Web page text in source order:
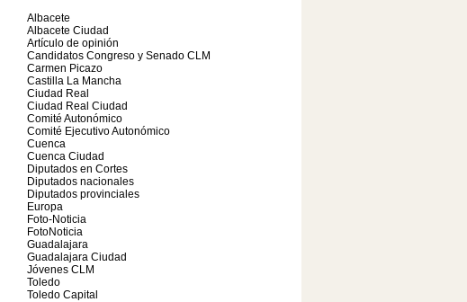
Albacete
Albacete Ciudad
Artículo de opinión
Candidatos Congreso y Senado CLM
Carmen Picazo
Castilla La Mancha
Ciudad Real
Ciudad Real Ciudad
Comité Autonómico
Comité Ejecutivo Autonómico
Cuenca
Cuenca Ciudad
Diputados en Cortes
Diputados nacionales
Diputados provinciales
Europa
Foto-Noticia
FotoNoticia
Guadalajara
Guadalajara Ciudad
Jóvenes CLM
Toledo
Toledo Capital